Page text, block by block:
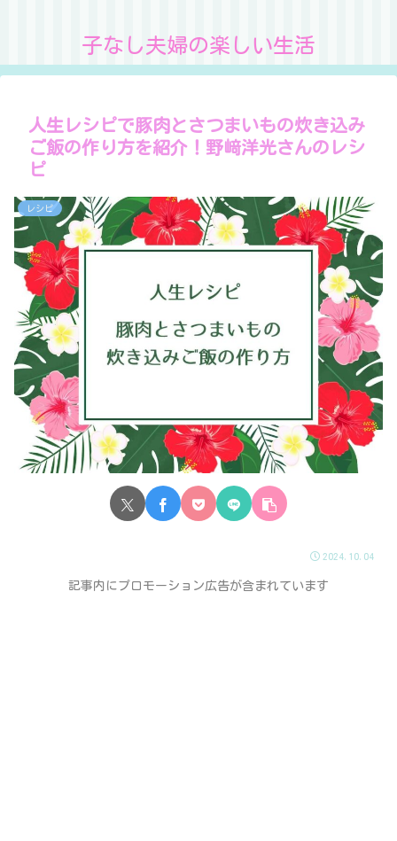
子なし夫婦の楽しい生活
人生レシピで豚肉とさつまいもの炊き込み
ご飯の作り方を紹介！野﨑洋光さんのレシ
ピ
レシピ
2024.10.04
記事内にプロモーション広告が含まれています